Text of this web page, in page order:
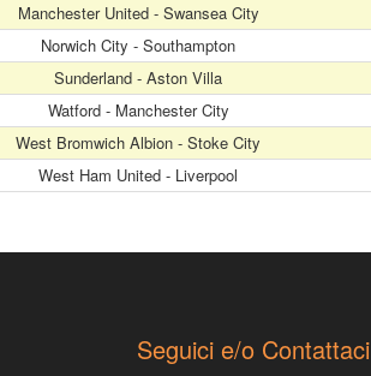
Manchester United - Swansea City
Norwich City - Southampton
Sunderland - Aston Villa
Watford - Manchester City
West Bromwich Albion - Stoke City
West Ham United - Liverpool
Seguici e/o Contattaci